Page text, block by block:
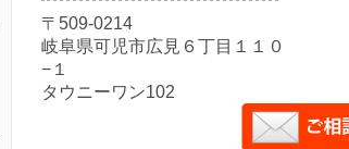
〒509-0214
岐阜県可児市広見６丁目１１０
−１
タウニーワン102